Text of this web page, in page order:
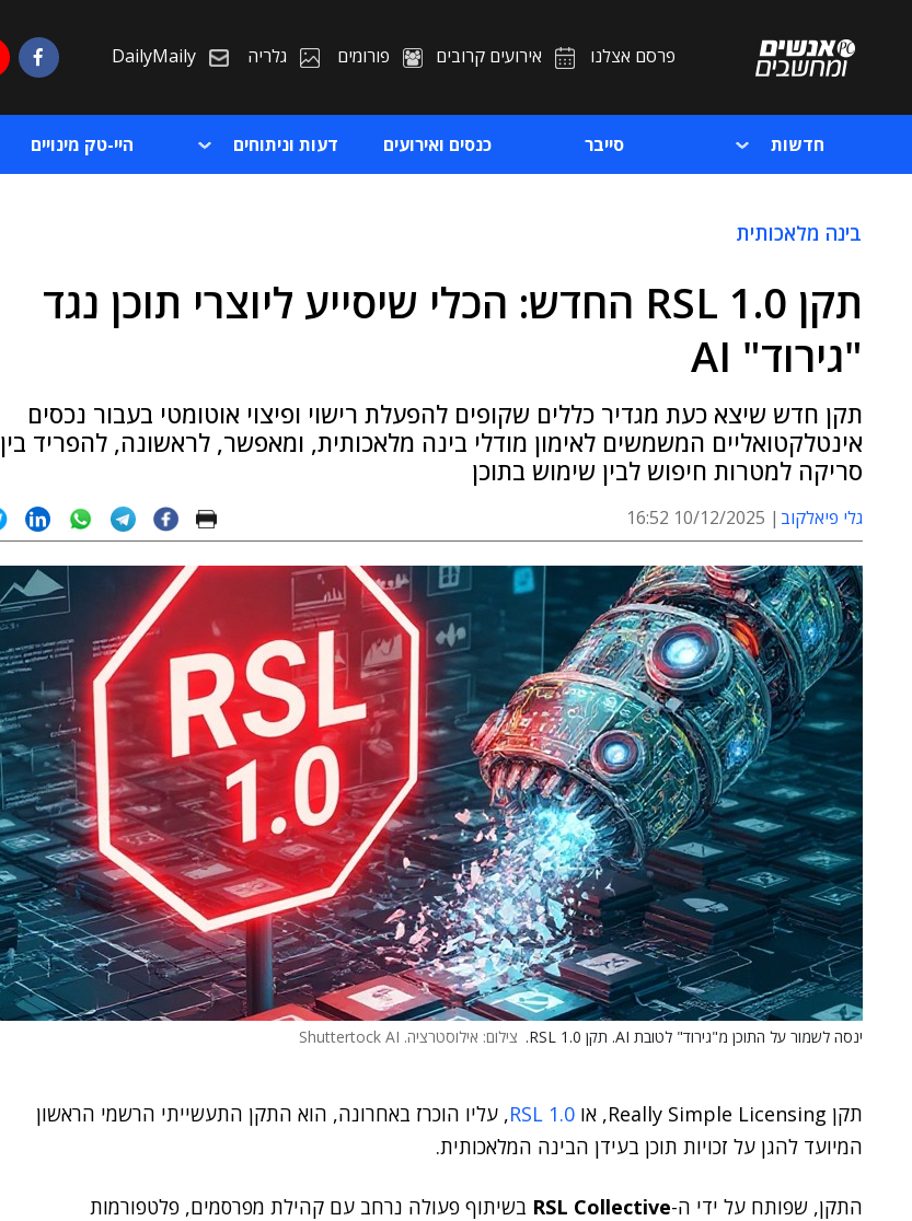
פרסם אצלנו אירועים קרובים פורומים גלריה DailyMaily
חדשות סייבר כנסים ואירועים דעות וניתוחים היי-טק מינויים
בינה מלאכותית
תקן RSL 1.0 החדש: הכלי שיסייע ליוצרי תוכן נגד
"גירוד" AI
תקן חדש שיצא כעת מגדיר כללים שקופים להפעלת רישוי ופיצוי אוטומטי בעבור נכסים
אינטלקטואליים המשמשים לאימון מודלי בינה מלאכותית, ומאפשר, לראשונה, להפריד בין
סריקה למטרות חיפוש לבין שימוש בתוכן
גלי פיאלקוב 10/12/2025 16:52
ינסה לשמור על התוכן מ"גירוד" לטובת AI. תקן RSL 1.0. צילום: אילוסטרציה. Shuttertock AI
תקן Really Simple Licensing, או RSL 1.0, עליו הוכרז באחרונה, הוא התקן התעשייתי הרשמי הראשון
המיועד להגן על זכויות תוכן בעידן הבינה המלאכותית.
התקן, שפותח על ידי ה-RSL Collective בשיתוף פעולה נרחב עם קהילת מפרסמים, פלטפורמות